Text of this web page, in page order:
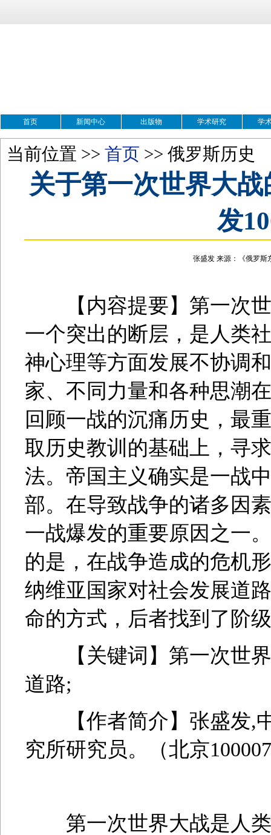
首页 新闻中心 出版物 学术研究 学
当前位置 >> 首页 >> 俄罗斯历史
关于第一次世界大
发
张盛发 来源：《俄罗斯
【内容提要】第一次世
一个突出的断层，是人类
神心理等方面发展不协调
家、不同力量和各种思潮
回顾一战的沉痛历史，最
取历史教训的基础上，寻
法。帝国主义确实是一战
部。在导致战争的诸多因
一战爆发的重要原因之一
的是，在战争造成的危机
纳维亚国家对社会发展道
命的方式，后者找到了阶
【关键词】第一次世界
道路;
【作者简介】张盛发,中
究所研究员。（北京
第一次世界大战是人类